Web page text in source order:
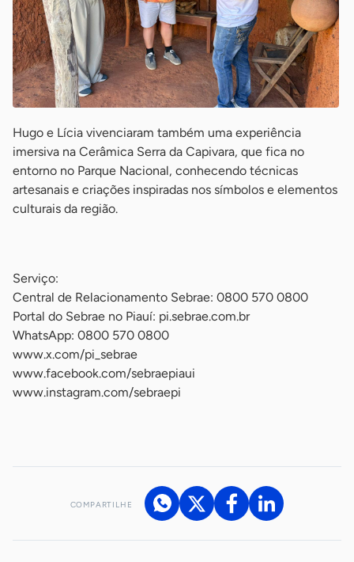
Hugo e Lícia vivenciaram também uma experiência
imersiva na Cerâmica Serra da Capivara, que fica no
entorno no Parque Nacional, conhecendo técnicas
artesanais e criações inspiradas nos símbolos e elementos
culturais da região.
Serviço:
Central de Relacionamento Sebrae: 0800 570 0800
Portal do Sebrae no Piauí: pi.sebrae.com.br
WhatsApp: 0800 570 0800
www.x.com/pi_sebrae
www.facebook.com/sebraepiaui
www.instagram.com/sebraepi
COMPARTILHE